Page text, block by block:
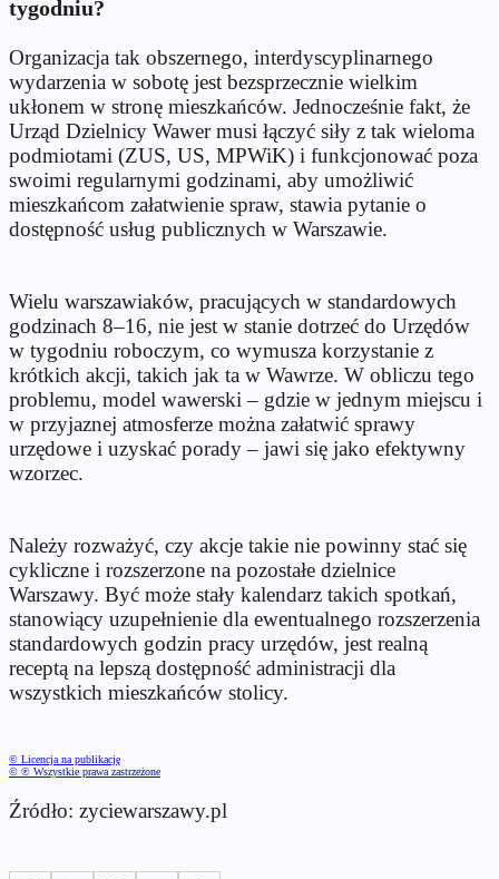
tygodniu?
Organizacja tak obszernego, interdyscyplinarnego
wydarzenia w sobotę jest bezsprzecznie wielkim
ukłonem w stronę mieszkańców. Jednocześnie fakt, że
Urząd Dzielnicy Wawer musi łączyć siły z tak wieloma
podmiotami (ZUS, US, MPWiK) i funkcjonować poza
swoimi regularnymi godzinami, aby umożliwić
mieszkańcom załatwienie spraw, stawia pytanie o
dostępność usług publicznych w Warszawie.
Wielu warszawiaków, pracujących w standardowych
godzinach 8–16, nie jest w stanie dotrzeć do Urzędów
w tygodniu roboczym, co wymusza korzystanie z
krótkich akcji, takich jak ta w Wawrze. W obliczu tego
problemu, model wawerski – gdzie w jednym miejscu i
w przyjaznej atmosferze można załatwić sprawy
urzędowe i uzyskać porady – jawi się jako efektywny
wzorzec.
Należy rozważyć, czy akcje takie nie powinny stać się
cykliczne i rozszerzone na pozostałe dzielnice
Warszawy. Być może stały kalendarz takich spotkań,
stanowiący uzupełnienie dla ewentualnego rozszerzenia
standardowych godzin pracy urzędów, jest realną
receptą na lepszą dostępność administracji dla
wszystkich mieszkańców stolicy.
© Licencja na publikację
© ℗ Wszystkie prawa zastrzeżone
Źródło: zyciewarszawy.pl